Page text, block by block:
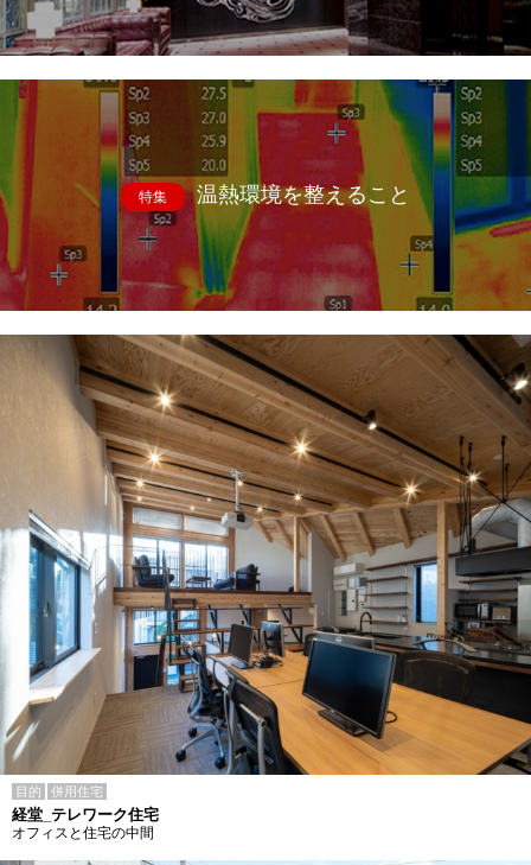
特集 温熱環境を整えること
目的 併用住宅
経堂_テレワーク住宅
オフィスと住宅の中間